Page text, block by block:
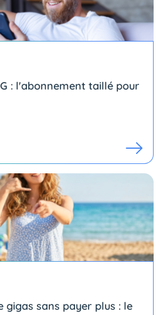
: l'abonnement taillé pour
gigas sans payer plus : le